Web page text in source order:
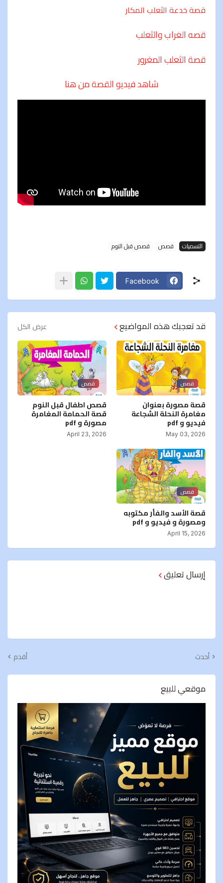
قصة خدعة الثعلب المكار
قصه الغراب والثعلب
قصة الثعلب المغرور
شاهد فيديو القصة من هنا
التسميات قصص قصص قبل النوم
Facebook
قد تعجبك هذه المواضيع عرض الكل
قصص
قصة مصورة بعنوان
مغامرة النحلة الشجاعة
فيديو و pdf
May 03, 2026
قصص
قصص اطفال قبل النوم
قصة الحمامة المغامرة
مصورة و pdf
April 23, 2026
قصص
قصة الأسد والفأر مكتوبه
ومصورة و فيديو و pdf
April 15, 2026
إرسال تعليق
أحدث أقدم
موقعي للبيع